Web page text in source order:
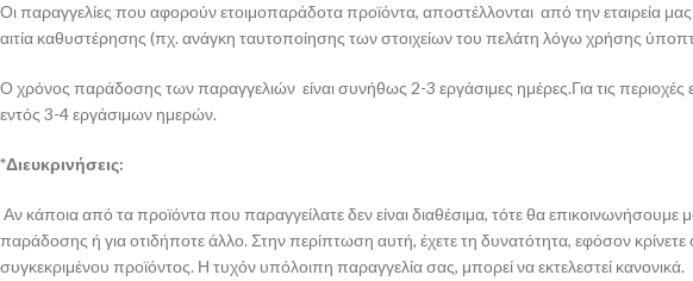
Οι παραγγελίες που αφορούν ετοιμοπαράδοτα προϊόντα, αποστέλλονται από την εταιρεία
αιτία καθυστέρησης (πχ. ανάγκη ταυτοποίησης των στοιχείων του πελάτη λόγω χρήσης
Ο χρόνος παράδοσης των παραγγελιών είναι συνήθως 2-3 εργάσιμες ημέρες.Για τις
εντός 3-4 εργάσιμων ημερών.
*Διευκρινήσεις:
Αν κάποια από τα προϊόντα που παραγγείλατε δεν είναι διαθέσιμα, τότε θα
παράδοσης ή για οτιδήποτε άλλο. Στην περίπτωση αυτή, έχετε τη δυνατότητα, εφόσον
συγκεκριμένου προϊόντος. Η τυχόν υπόλοιπη παραγγελία σας, μπορεί να εκτελεστεί κανονικά.